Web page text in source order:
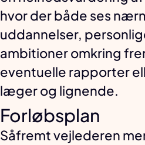
hvor der både ses
uddannelser,
ambitioner omkring
eventuelle rapporter
læger og lignende.
Forløbsplan
Såfremt vejlederen